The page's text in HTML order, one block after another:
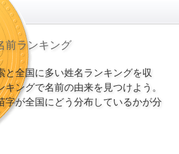
前ランキング
と全国に多い姓名ランキングを収
ングで名前の由来を見つけよう。
字が全国にどう分布しているかが分